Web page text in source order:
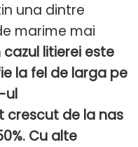
una dintre
marime mai
litierei este
la fel de larga pe
ul
de la nas
Cu alte